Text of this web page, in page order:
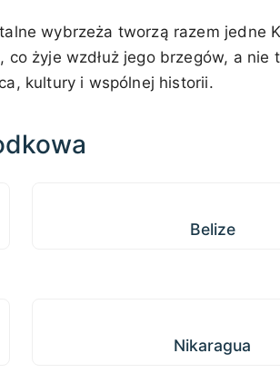
wybrzeża tworzą razem jedne
co żyje wzdłuż jego brzegów, a nie
kultury i wspólnej historii.
Belize
Nikaragua